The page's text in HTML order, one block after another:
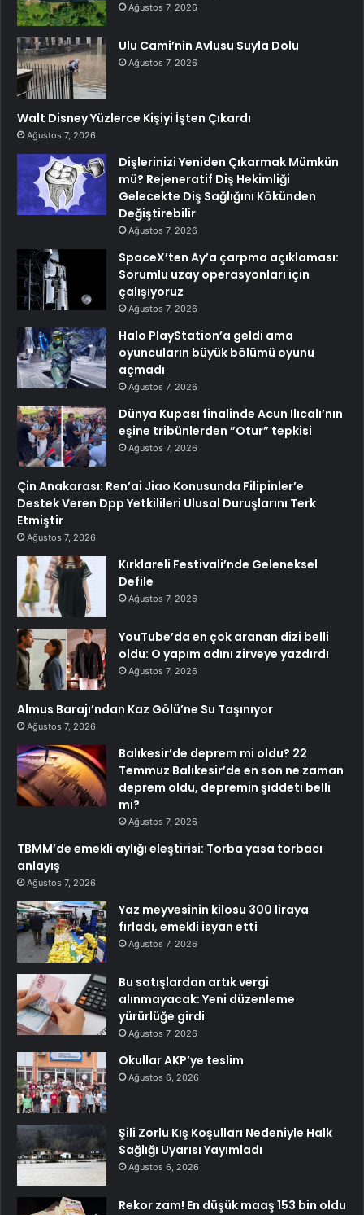
Ağustos 7, 2026
Ulu Cami’nin Avlusu Suyla Dolu
Ağustos 7, 2026
Walt Disney Yüzlerce Kişiyi İşten Çıkardı
Ağustos 7, 2026
Dişlerinizi Yeniden Çıkarmak Mümkün
mü? Rejeneratif Diş Hekimliği
Gelecekte Diş Sağlığını Kökünden
Değiştirebilir
Ağustos 7, 2026
SpaceX’ten Ay’a çarpma açıklaması:
Sorumlu uzay operasyonları için
çalışıyoruz
Ağustos 7, 2026
Halo PlayStation’a geldi ama
oyuncuların büyük bölümü oyunu
açmadı
Ağustos 7, 2026
Dünya Kupası finalinde Acun Ilıcalı’nın
eşine tribünlerden ”Otur” tepkisi
Ağustos 7, 2026
Çin Anakarası: Ren’ai Jiao Konusunda Filipinler’e
Destek Veren Dpp Yetkilileri Ulusal Duruşlarını Terk
Etmiştir
Ağustos 7, 2026
Kırklareli Festivali’nde Geleneksel
Defile
Ağustos 7, 2026
YouTube’da en çok aranan dizi belli
oldu: O yapım adını zirveye yazdırdı
Ağustos 7, 2026
Almus Barajı’ndan Kaz Gölü’ne Su Taşınıyor
Ağustos 7, 2026
Balıkesir’de deprem mi oldu? 22
Temmuz Balıkesir’de en son ne zaman
deprem oldu, depremin şiddeti belli
mi?
Ağustos 7, 2026
TBMM’de emekli aylığı eleştirisi: Torba yasa torbacı
anlayış
Ağustos 7, 2026
Yaz meyvesinin kilosu 300 liraya
fırladı, emekli isyan etti
Ağustos 7, 2026
Bu satışlardan artık vergi
alınmayacak: Yeni düzenleme
yürürlüğe girdi
Ağustos 7, 2026
Okullar AKP’ye teslim
Ağustos 6, 2026
Şili Zorlu Kış Koşulları Nedeniyle Halk
Sağlığı Uyarısı Yayımladı
Ağustos 6, 2026
Rekor zam! En düşük maaş 153 bin oldu